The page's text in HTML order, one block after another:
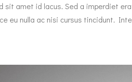
sit amet id lacus. Sed a imperdiet
eu nulla ac nisi cursus tincidunt.